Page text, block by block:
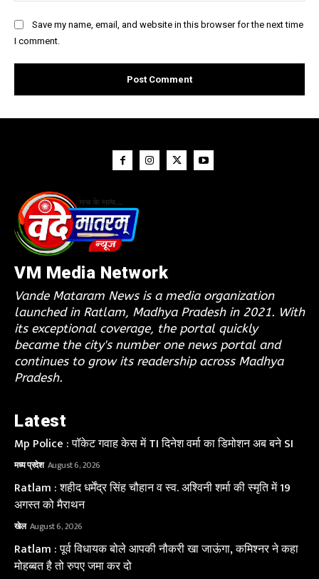
Save my name, email, and website in this browser for the next time
I comment.
VM Media Network
Vande Mataram News is a media organization
launched in Ratlam, Madhya Pradesh in 2021. With
its exceptional coverage, the portal quickly
became the city's number one news portal and
continues to grow its readership across Madhya
Pradesh.
Latest
Mp Police : पॉकेट गवाह केस में TI दिनेश वर्मा का डिमोशन अब बने SI
मध्य प्रदेश August 6, 2026
Ratlam : शहीद धर्मेंद्र सिंह चौहान व स्व. अश्विनी शर्मा की स्मृति में 19
अगस्त को मैराथन
खेल August 6, 2026
Ratlam : पूर्व विधायक बोले आपकी नौकरी खा जाऊंगा, कमिश्नर ने कहा
मोहब्बत है तो रुपए जमा कर दो